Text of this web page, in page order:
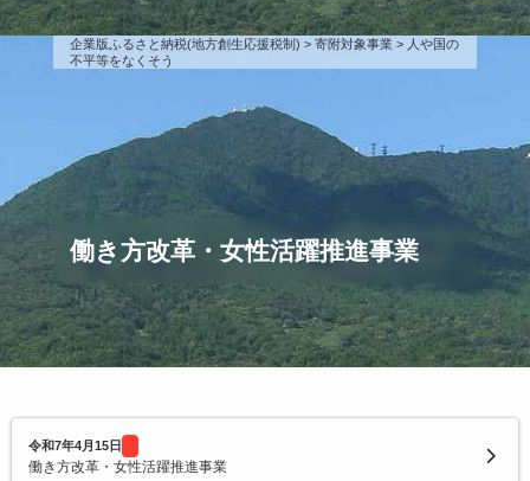
事業検索フォーム
令和5年度寄附企業一覧
令和3年度寄附企業一覧
令和2年度寄附企業一覧
企業版ふるさと納税(地方創生応援税制) > 寄附対象事業> 人や国の
不平等をなくそう
働き方改革・女性活躍推進事業
令和7年4月15日
働き方改革・女性活躍推進事業